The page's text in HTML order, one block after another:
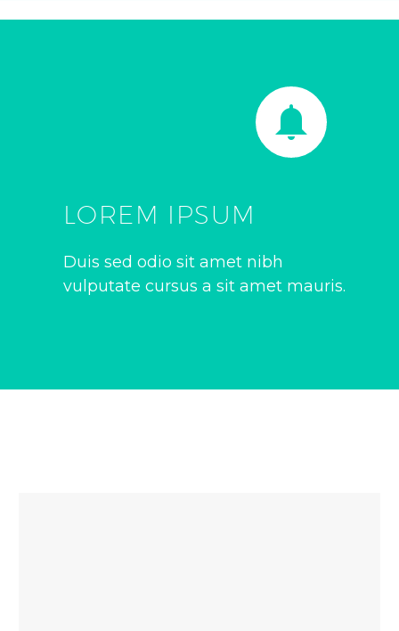


LOREM IPSUM
Duis sed odio sit amet nibh
vulputate cursus a sit amet mauris.